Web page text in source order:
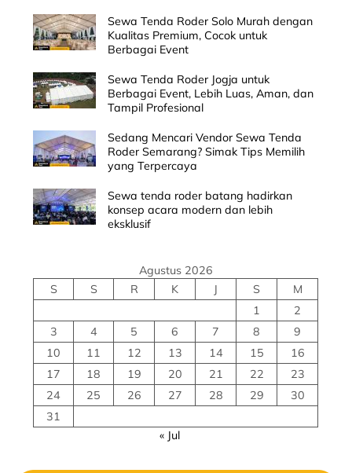
Sewa Tenda Roder Solo Murah dengan
Kualitas Premium, Cocok untuk
Berbagai Event
Sewa Tenda Roder Jogja untuk
Berbagai Event, Lebih Luas, Aman, dan
Tampil Profesional
Sedang Mencari Vendor Sewa Tenda
Roder Semarang? Simak Tips Memilih
yang Terpercaya
Sewa tenda roder batang hadirkan
konsep acara modern dan lebih
eksklusif
Agustus 2026
S
S R K J S
M
1
2
3
4 5 6 7 8
9
10
11 12 13 14 15
16
17
18 19 20 21 22
23
24
25 26 27 28 29
30
31
« Jul